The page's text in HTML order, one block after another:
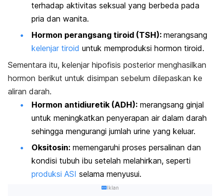
terhadap aktivitas seksual yang berbeda pada
pria dan wanita.
Hormon perangsang tiroid (TSH): merangsang
kelenjar tiroid untuk memproduksi hormon tiroid.
Sementara itu, kelenjar hipofisis posterior menghasilkan
hormon berikut untuk disimpan sebelum dilepaskan ke
aliran darah.
Hormon antidiuretik (ADH): merangsang ginjal
untuk meningkatkan penyerapan air dalam darah
sehingga mengurangi jumlah urine yang keluar.
Oksitosin: memengaruhi proses persalinan dan
kondisi tubuh ibu setelah melahirkan, seperti
produksi ASI selama menyusui.
Iklan